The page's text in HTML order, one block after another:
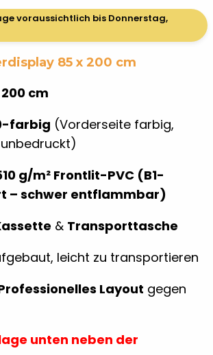
190,00€
voraussichtlich bis Donnerstag,
85 x 200 cm
cm
farbig (Vorderseite farbig,
g/m² Frontlit-PVC (B1-
– schwer entflammbar)
& Transporttasche
leicht zu transportieren
Layout gegen
unten neben der